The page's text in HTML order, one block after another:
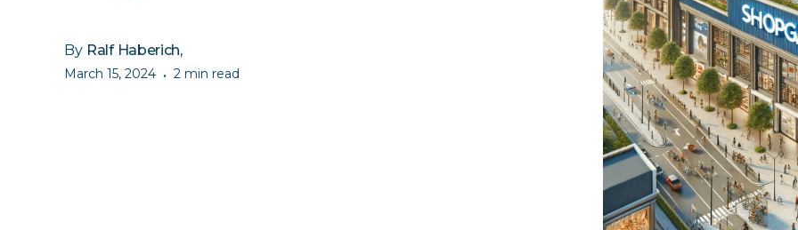
By Ralf Haberich,
March 15, 2024 • 2 min read